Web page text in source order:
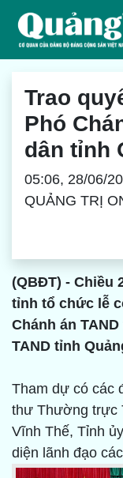
Trao
Phó
dân tỉnh
05:06, 28/06/
QUẢNG TRỊ
(QBĐT) - Chiều
tỉnh tổ chức lễ
Chánh án
TAND tỉnh
Tham dự có các
thư Thường trực
Vĩnh Thế, Tỉnh
diện lãnh đạo